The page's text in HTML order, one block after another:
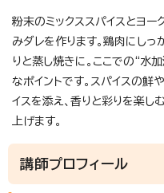
粉末のミックススパイスとヨー
みダレを作ります。鶏肉にしっ
りと蒸し焼きに。ここでの“水
なポイントです。スパイスの
イスを添え、香りと彩りを楽し
上げます。
講師プロフィール